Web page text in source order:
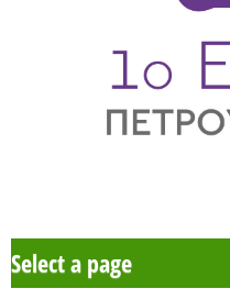
Select a page